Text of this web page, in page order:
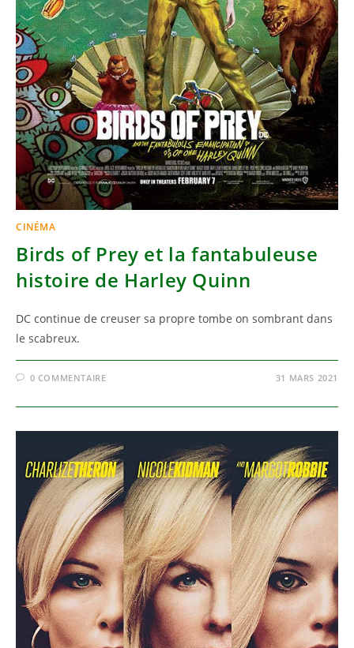
CINÉMA
Birds of Prey et la fantabuleuse
histoire de Harley Quinn
DC continue de creuser sa propre tombe on sombrant dans
le scabreux.
0 COMMENTAIRE 31 MARS 2021